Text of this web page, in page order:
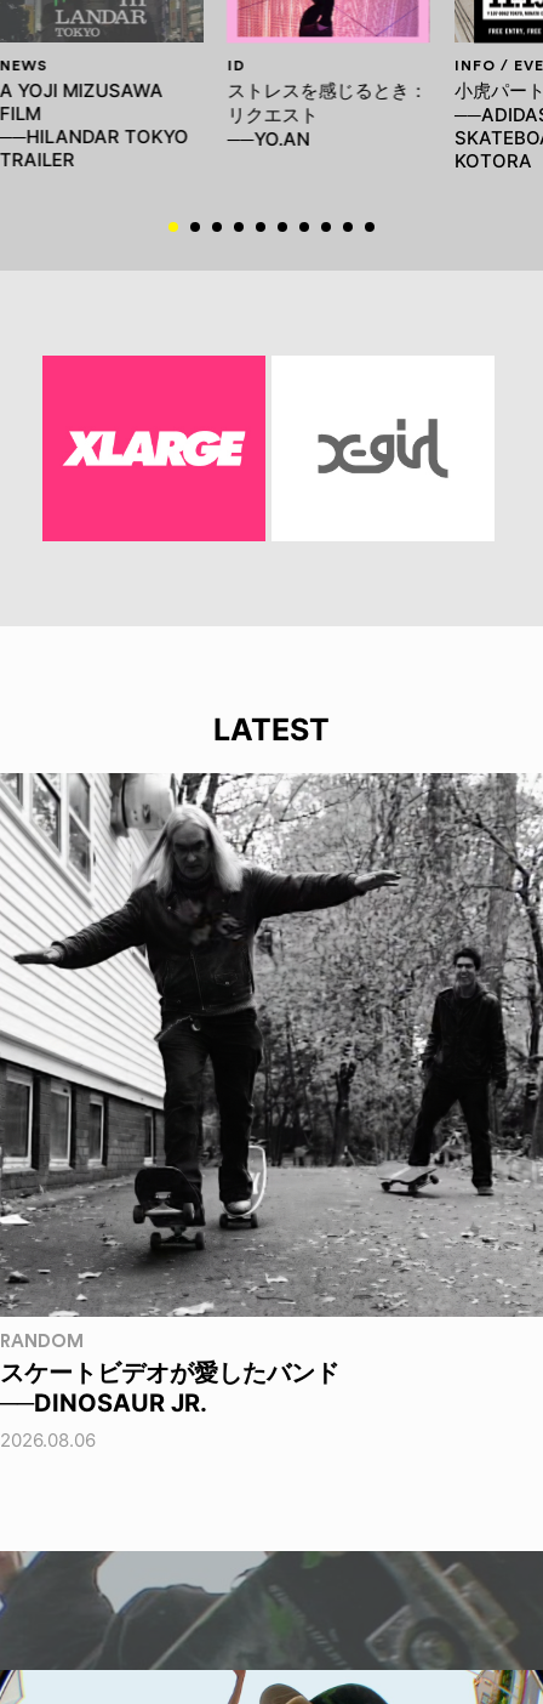
NEWS
A YOJI MIZUSAWA
FILM
──HILANDAR TOKYO
TRAILER
ID
ストレスを感じるとき：
リクエスト
──YO.AN
INFO /
小虎パー
KOTORA
LATEST
RANDOM
スケートビデオが愛したバンド
──DINOSAUR JR.
2026.08.06